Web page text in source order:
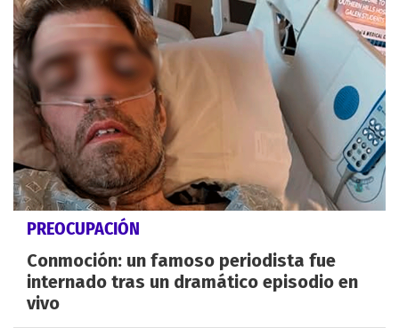
PREOCUPACIÓN
Conmoción: un famoso periodista fue
internado tras un dramático episodio en
vivo